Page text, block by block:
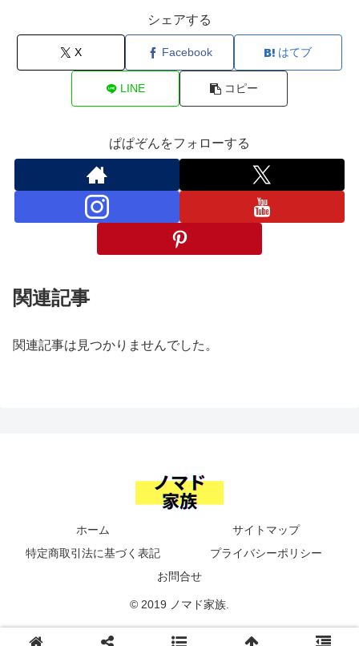
シェアする
X Facebook はてブ
LINE コピー
ぱぱぞんをフォローする
関連記事
関連記事は見つかりませんでした。
ホーム
サイトマップ
特定商取引法に基づく表記
プライバシーポリシー
お問合せ
© 2019 ノマド家族.